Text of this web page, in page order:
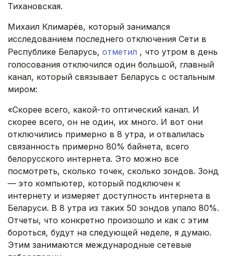
Тихановская.
Михаил Климарёв, который занимался
исследованием последнего отключения Сети в
Республике Беларусь, отметил , что утром в день
голосования отключился один большой, главный
канал, который связывает Беларусь с остальным
миром:
«Скорее всего, какой-то оптический канал. И
скорее всего, он не один, их много. И вот они
отключились примерно в 8 утра, и отвалилась
связанность примерно 80% байнета, всего
белорусского интернета. Это можно все
посмотреть, сколько точек, сколько зондов. Зонд
— это компьютер, который подключен к
интернету и измеряет доступность интернета в
Беларуси. В 8 утра из таких 50 зондов упало 80%.
Отчеты, что конкретно произошло и как с этим
бороться, будут на следующей неделе, я думаю.
Этим занимаются международные сетевые